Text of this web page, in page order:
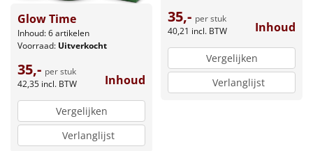
Glow Time
Inhoud: 6 artikelen
Voorraad: Uitverkocht
35,- per stuk
42,35 incl. BTW Inhoud
Vergelijken
Verlanglijst
35,- per stuk
40,21 incl. BTW Inhoud
Vergelijken
Verlanglijst